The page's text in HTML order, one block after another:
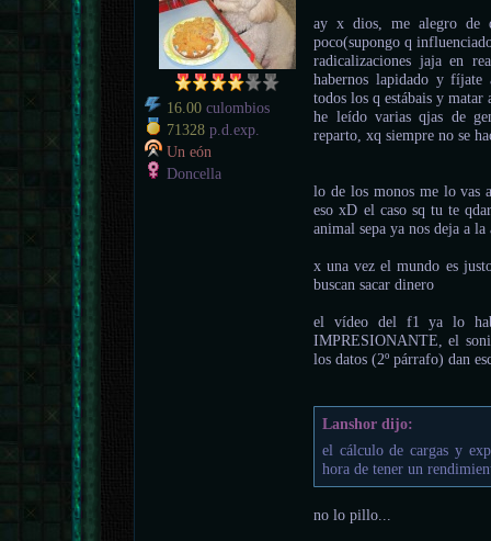
16.00 culombios
71328 p.d.exp.
Un eón
Doncella
ay x dios, me alegro de
poco(supongo q
radicalizaciones jaja en
habernos lapidado y fíjate
todos los q estábais y matar
he leído varias qjas de
reparto, xq siempre no se
lo de los monos me lo vas
eso xD el caso sq tu te
animal sepa ya nos deja a
x una vez el mundo es
buscan sacar dinero
el vídeo del f1 ya lo
IMPRESIONANTE, el
los datos (2º párrafo) dan
Lanshor dijo:
el cálculo de cargas y
hora de tener un
no lo pillo...